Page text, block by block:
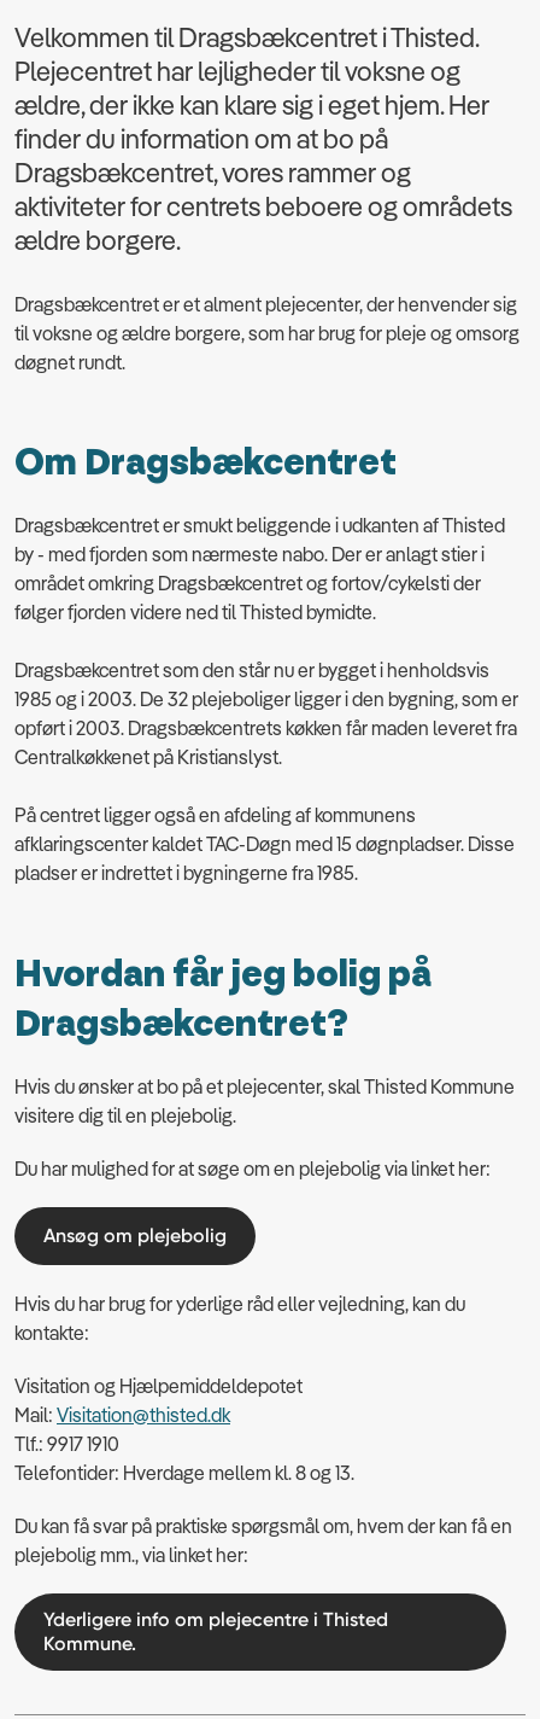
Velkommen til Dragsbækcentret i Thisted.
Plejecentret har lejligheder til voksne og
ældre, der ikke kan klare sig i eget hjem. Her
finder du information om at bo på
Dragsbækcentret, vores rammer og
aktiviteter for centrets beboere og områdets
ældre borgere.
Dragsbækcentret er et alment plejecenter, der henvender sig
til voksne og ældre borgere, som har brug for pleje og omsorg
døgnet rundt.
Om Dragsbækcentret
Dragsbækcentret er smukt beliggende i udkanten af Thisted
by - med fjorden som nærmeste nabo. Der er anlagt stier i
området omkring Dragsbækcentret og fortov/cykelsti der
følger fjorden videre ned til Thisted bymidte.
Dragsbækcentret som den står nu er bygget i henholdsvis
1985 og i 2003. De 32 plejeboliger ligger i den bygning, som er
opført i 2003. Dragsbækcentrets køkken får maden leveret fra
Centralkøkkenet på Kristianslyst.
På centret ligger også en afdeling af kommunens
afklaringscenter kaldet TAC-Døgn med 15 døgnpladser. Disse
pladser er indrettet i bygningerne fra 1985.
Hvordan får jeg bolig på
Dragsbækcentret?
Hvis du ønsker at bo på et plejecenter, skal Thisted Kommune
visitere dig til en plejebolig.
Du har mulighed for at søge om en plejebolig via linket her:
Ansøg om plejebolig
Hvis du har brug for yderlige råd eller vejledning, kan du
kontakte:
Visitation og Hjælpemiddeldepotet
Mail: Visitation@thisted.dk
Tlf.: 9917 1910
Telefontider: Hverdage mellem kl. 8 og 13.
Du kan få svar på praktiske spørgsmål om, hvem der kan få en
plejebolig mm., via linket her:
Yderligere info om plejecentre i Thisted
Kommune.